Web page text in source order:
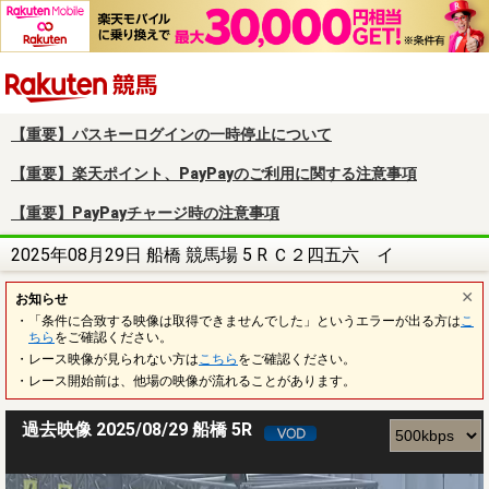
【重要】パスキーログインの一時停止について
【重要】楽天ポイント、PayPayのご利用に関する注意事項
【重要】PayPayチャージ時の注意事項
2025年08月29日 船橋 競馬場 5 R Ｃ２四五六 イ
お知らせ
・「条件に合致する映像は取得できませんでした」というエラーが出る方は こ
ちら をご確認ください。
・レース映像が見られない方は こちら をご確認ください。
・レース開始前は、他場の映像が流れることがあります。
過去映像 2025/08/29 船橋 5R